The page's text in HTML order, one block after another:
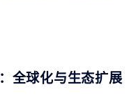
全球化与生态扩展